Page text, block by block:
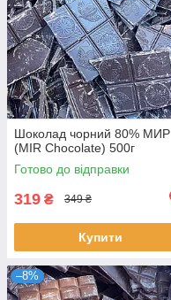
Шоколад чорний 80% МИР
(MIR Chocolate) 500г
Готово до відправки
319 ₴ 349 ₴
Купити
–8%